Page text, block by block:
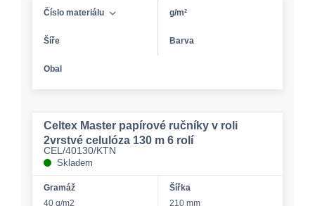
Číslo materiálu g/m²
Šíře Barva
Obal
Celtex Master papírové ručníky v roli
2vrstvé celulóza 130 m 6 rolí
CEL/40130/KTN
Skladem
Gramáž
40 g/m2
Šířka
210 mm